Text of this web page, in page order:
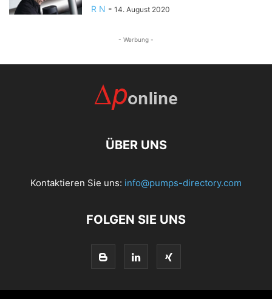
R N - 14. August 2020
- Werbung -
ÜBER UNS
Kontaktieren Sie uns: info@pumps-directory.com
FOLGEN SIE UNS